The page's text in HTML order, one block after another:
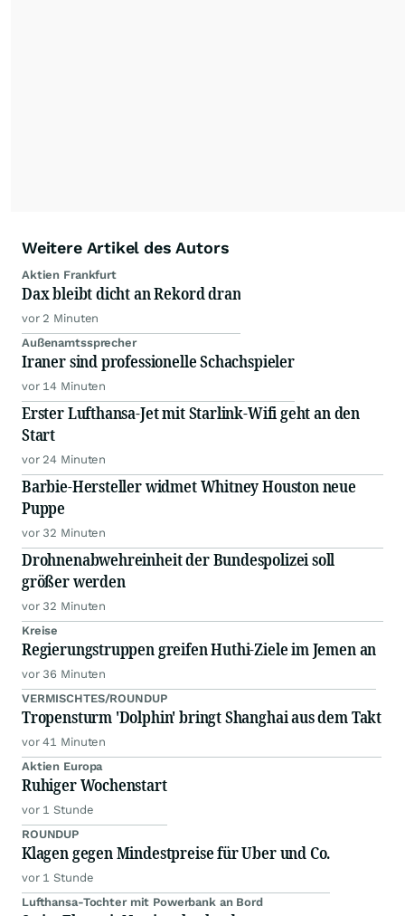
Weitere Artikel des Autors
Aktien Frankfurt
Dax bleibt dicht an Rekord dran
vor 2 Minuten
Außenamtssprecher
Iraner sind professionelle Schachspieler
vor 14 Minuten
Erster Lufthansa-Jet mit Starlink-Wifi geht an den
Start
vor 24 Minuten
Barbie-Hersteller widmet Whitney Houston neue
Puppe
vor 32 Minuten
Drohnenabwehreinheit der Bundespolizei soll
größer werden
vor 32 Minuten
Kreise
Regierungstruppen greifen Huthi-Ziele im Jemen an
vor 36 Minuten
VERMISCHTES/ROUNDUP
Tropensturm 'Dolphin' bringt Shanghai aus dem Takt
vor 41 Minuten
Aktien Europa
Ruhiger Wochenstart
vor 1 Stunde
ROUNDUP
Klagen gegen Mindestpreise für Uber und Co.
vor 1 Stunde
Lufthansa-Tochter mit Powerbank an Bord